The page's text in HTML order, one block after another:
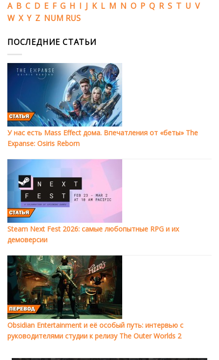
A B C D E F G H I J K L M N O P Q R S T U V
W X Y Z NUM RUS
ПОСЛЕДНИЕ СТАТЬИ
У нас есть Mass Effect дома. Впечатления от «беты» The
Expanse: Osiris Reborn
Steam Next Fest 2026: самые любопытные RPG и их
демоверсии
Obsidian Entertainment и её особый путь: интервью с
руководителями студии к релизу The Outer Worlds 2